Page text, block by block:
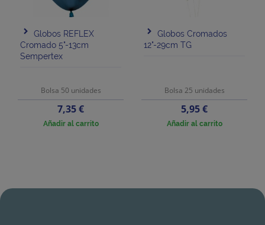
Globos REFLEX
Cromado 5"-13cm
Sempertex
Bolsa 50 unidades
Precio
7,35 €
Añadir al carrito
Globos Cromados
12"-29cm TG
Bolsa 25 unidades
Precio
5,95 €
Añadir al carrito